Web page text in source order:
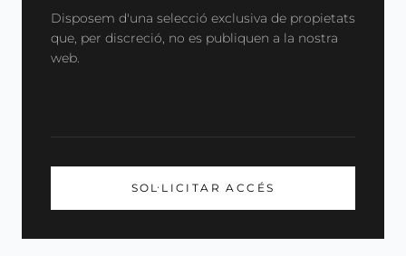
Disposem d'una selecció exclusiva de propietats
que, per discreció, no es publiquen a la nostra
web.
SOL·LICITAR ACCÉS